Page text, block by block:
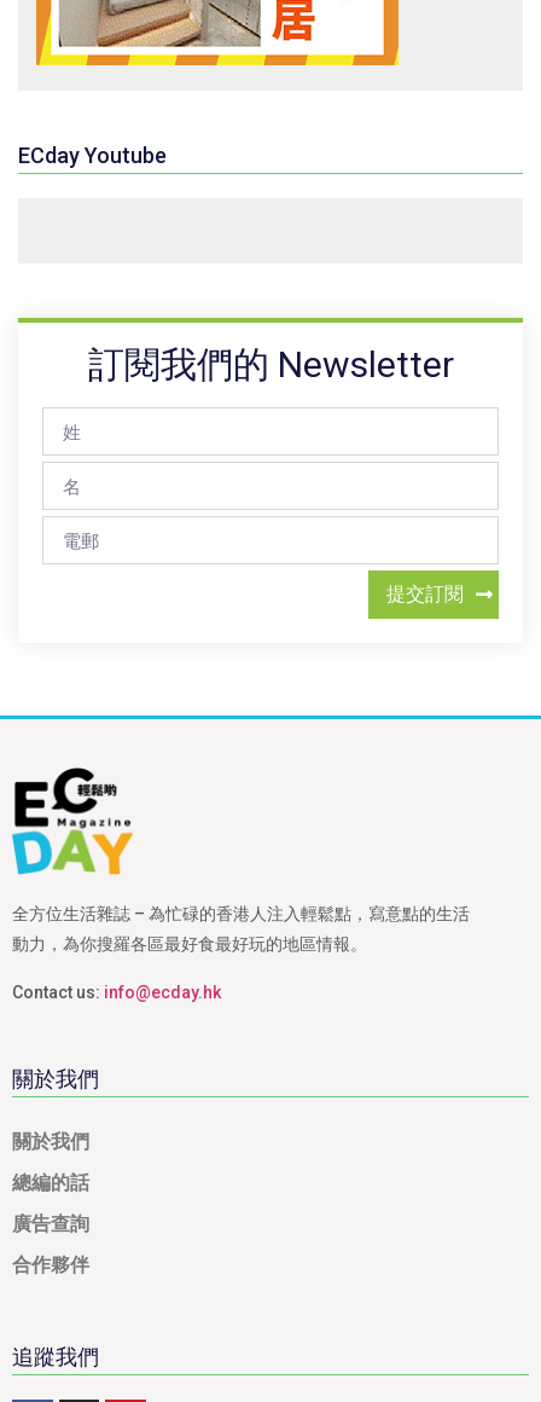
ECday Youtube
訂閱我們的 Newsletter
提交訂閱
全方位生活雜誌 – 為忙碌的香港人注入輕鬆點，寫意點的生活
動力，為你搜羅各區最好食最好玩的地區情報。
Contact us: info@ecday.hk
關於我們
關於我們
總編的話
廣告查詢
合作夥伴
追蹤我們